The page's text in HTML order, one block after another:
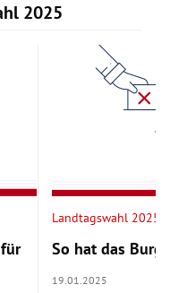
2025
Landtagswahl 2025
So hat das
19.01.2025